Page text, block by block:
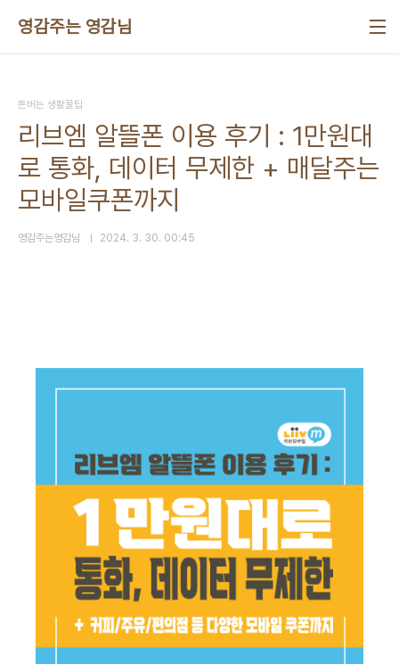
영감주는 영감님
돈버는 생활꿀팁
리브엠 알뜰폰 이용 후기 : 1만원대
로 통화, 데이터 무제한 + 매달주는
모바일쿠폰까지
영감주는영감님 2024. 3. 30. 00:45